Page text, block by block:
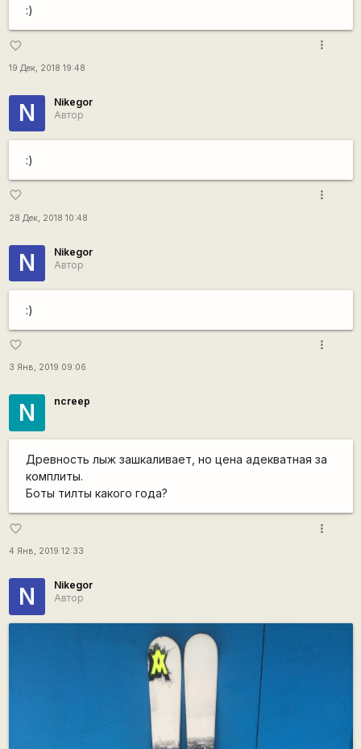
:)
favorite_border
19 Дек, 2018 19:48
more_vert
N
Nikegor
Автор
:)
favorite_border
28 Дек, 2018 10:48
more_vert
N
Nikegor
Автор
:)
favorite_border
3 Янв, 2019 09:06
more_vert
N ncreep
Древность лыж зашкаливает, но цена адекватная за
комплиты.
Боты тилты какого года?
favorite_border
4 Янв, 2019 12:33
more_vert
N
Nikegor
Автор